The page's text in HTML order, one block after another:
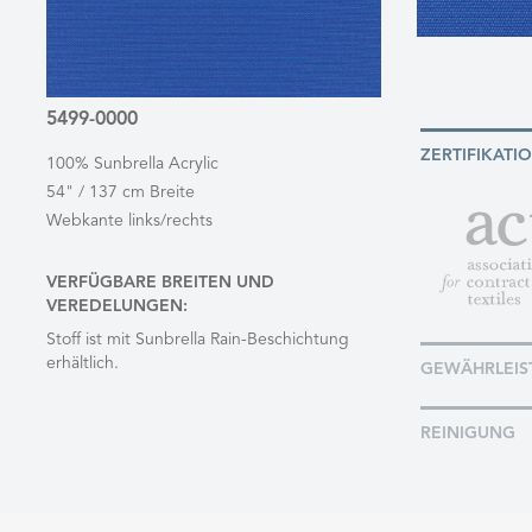
5499-0000
100% Sunbrella Acrylic
54" / 137 cm Breite
Webkante links/rechts
VERFÜGBARE BREITEN UND
VEREDELUNGEN:
Stoff ist mit Sunbrella Rain-Beschichtung
erhältlich.
REINIGUNG